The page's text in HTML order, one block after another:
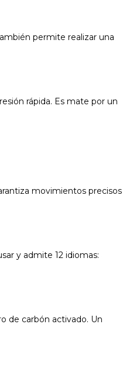
permite realizar una
rápida. Es mate por un
movimientos precisos
y admite 12 idiomas:
de carbón activado. Un